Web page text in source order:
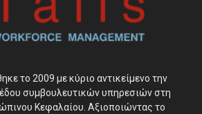
το 2009 με κύριο αντικείμενο την
συμβουλευτικών υπηρεσιών στη
Κεφαλαίου. Αξιοποιώντας το